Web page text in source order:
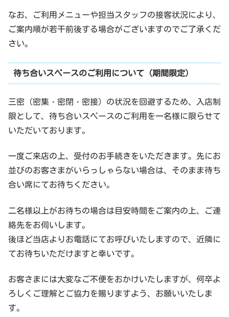
なお、ご利用メニューや担当スタッフの接客状況により、
ご案内順が若干前後する場合がございますのでご了承くだ
さい。
待ち合いスペースのご利用について（期間限定）
三密（密集・密閉・密接）の状況を回避するため、入店制
限として、待ち合いスペースのご利用を一名様に限らせて
いただいております。
一度ご来店の上、受付のお手続きをいただきます。先にお
並びのお客さまがいらっしゃらない場合は、そのまま待ち
合い席にてお待ちください。
二名様以上がお待ちの場合は目安時間をご案内の上、ご連
絡先をお伺いします。
後ほど当店よりお電話にてお呼びいたしますので、近隣に
てお待ちいただけますと幸いです。
お客さまには大変なご不便をおかけいたしますが、何卒よ
ろしくご理解とご協力を賜りますよう、お願いいたしま
す。